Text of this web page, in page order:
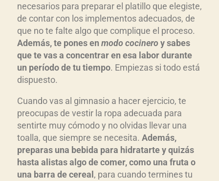
necesarios para preparar el platillo que elegiste,
de contar con los implementos adecuados, de
que no te falte algo que complique el proceso.
Además, te pones en modo cocineroy sabes
que te vas a concentrar en esa labor durante
un período de tu tiempo. Empiezas si todo está
dispuesto.
Cuando vas al gimnasio a hacer ejercicio, te
preocupas de vestir la ropa adecuada para
sentirte muy cómodo y no olvidas llevar una
toalla, que siempre se necesita. Además,
preparas una bebida para hidratarte y quizás
hasta alistas algo de comer, como una fruta o
una barra de cereal , para cuando termines tu